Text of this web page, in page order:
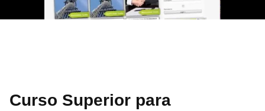
Curso Superior para